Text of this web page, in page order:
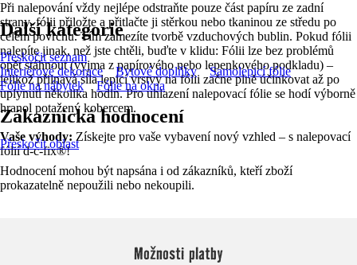
Při nalepování vždy nejlépe odstraňte pouze část papíru ze zadní
strany, fólii přiložte a přitlačte ji stěrkou nebo tkaninou ze středu po
celém povrchu. Tím zamezíte tvorbě vzduchových bublin. Pokud fólii
nalepíte jinak, než jste chtěli, buďte v klidu: Fólii lze bez problémů
opět stáhnout (vyjma z papírového nebo lepenkového podkladu) –
jelikož přilnavá síla lepicí vrstvy na fólii začne plně účinkovat až po
uplynutí několika hodin. Pro uhlazení nalepovací fólie se hodí výborně
hranol potažený kobercem.
Vaše výhody: Získejte pro vaše vybavení nový vzhled – s nalepovací
fólií d-c-fix®!
Další kategorie
Přeskočit seznam
Interiérové dekorace
Bytové doplňky
Samolepicí fólie
Fólie na nábytek
Fólie na okna
Zákaznická hodnocení
Přeskočit oblast
Hodnocení mohou být napsána i od zákazníků, kteří zboží
prokazatelně nepoužili nebo nekoupili.
Možnosti platby